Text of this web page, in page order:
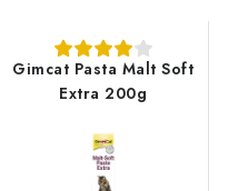
Gimcat Pasta Malt Soft
Extra 200g